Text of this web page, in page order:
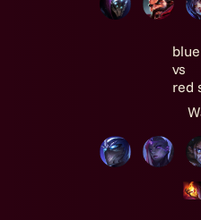
vs
red